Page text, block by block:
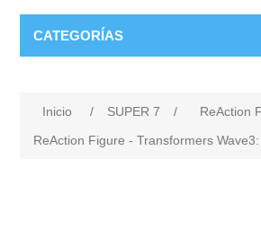
CATEGORÍAS
Inicio / SUPER 7 / ReAction
ReAction Figure - Transformers